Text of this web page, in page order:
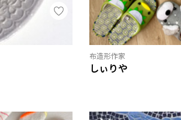
布造形作家
しぃりや